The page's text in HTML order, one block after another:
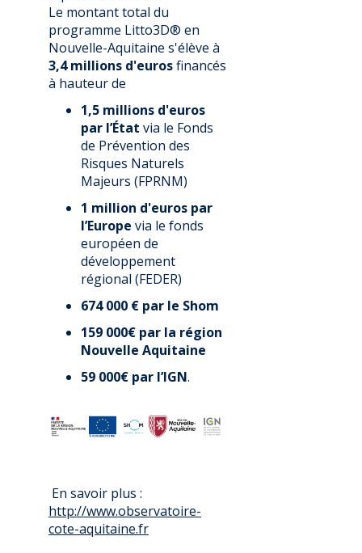
Le montant total du
programme Litto3D® en
Nouvelle-Aquitaine s'élève à
3,4 millions d'eurosfinancés
à hauteur de
1,5 millions d'euros
par l’État via le Fonds
de Prévention des
Risques Naturels
Majeurs (FPRNM)
1 million d'euros par
l’Europe via le fonds
européen de
développement
régional (FEDER)
674 000 € par le Shom
159 000€ par la région
Nouvelle Aquitaine
59 000€ par l’IGN.
En savoir plus :
http://www.observatoire-
cote-aquitaine.fr